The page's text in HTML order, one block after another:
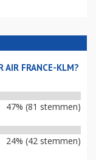
AIR FRANCE-KLM?
47% (81 stemmen)
24% (42 stemmen)